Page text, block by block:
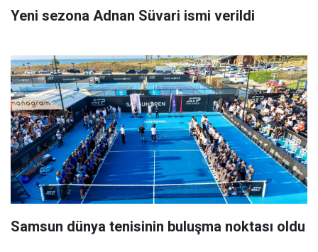
Yeni sezona Adnan Süvari ismi verildi
Samsun dünya tenisinin buluşma noktası oldu